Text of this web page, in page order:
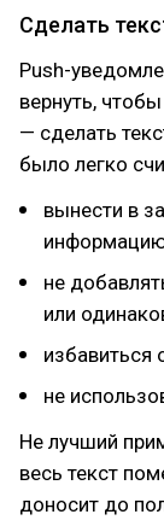
Сделать
Push-
вернуть,
— сделать
было легко
вынести в
не
или
избавиться
не
Не лучший
весь текст
доносит до